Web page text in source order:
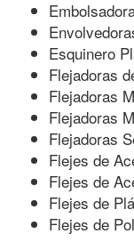
Esquinero
Flejadoras
Flejadoras
Flejadoras
Flejadoras
Flejes de
Flejes de
Flejes de
Flejes de